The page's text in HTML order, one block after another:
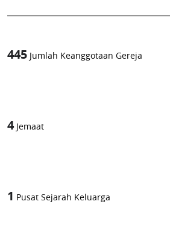
445 Jumlah Keanggotaan Gereja
4 Jemaat
1 Pusat Sejarah Keluarga